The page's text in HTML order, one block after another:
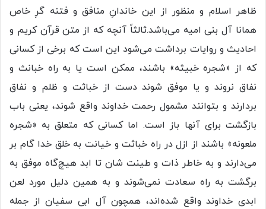
ظاهر اسلام و منظور از این خاندانِ منافق و فتنه گرِ خاص
همانا آل بنی امیه می‌باشد.ثالثاً آنچه که از متن قرآن کریم و
احادیث و روایات برداشت می‌شود این است که برخی از کسانی
که از «شجره خبیثه» باشند، ممکن است یا به راه خبانث و
نفاق نروند و یا موفق شوند دست از خباثت و ظلم و نفاق
بردارند و بتوانند مشمول رحمت خداوند واقع شوند، یعنی باب
بازگشت برای آنها باز است. اما کسانی که متعلق به «شجره
ملعونه» باشند از ازل در راه خباثت و خیانت به خلق خدا گام بر
می‌دارند و به خاطر ذات و طینت شان تا ابد هیچ‌گاه موفق به
برگشت به راه سعادت نمی‌شوند و به همین دلیل مورد لعن
ابدی خداوند واقع شده‌اند، همچون آل ابی سفیان از جمله